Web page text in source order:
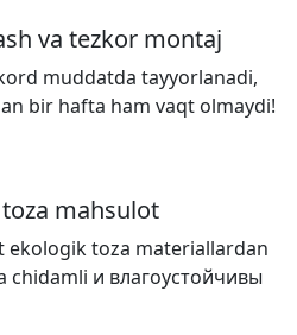
va tezkor montaj
muddatda tayyorlanadi,
bir hafta ham vaqt olmaydi!
mahsulot
ekologik toza materiallardan
chidamli и влагоустойчивы